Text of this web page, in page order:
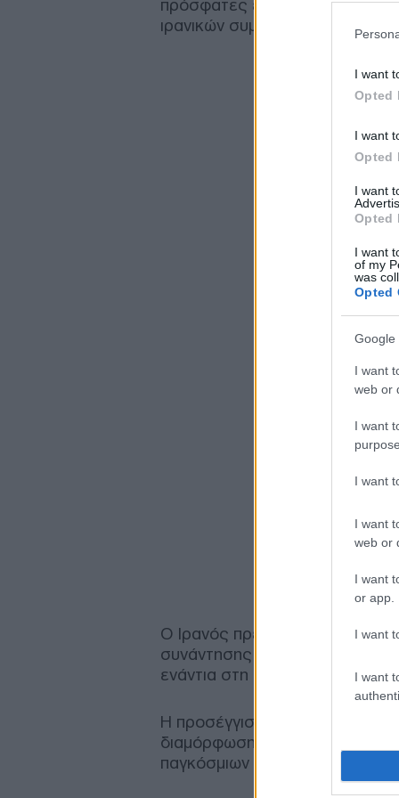
I want
Opted
I want
Opted
I want
Opted
I want
of my
was
Opted
Google
I want
web or
I want
I want
I want
web or
I want
or app.
I want
I want
πρόσφατες επαφές με την
ιρανικών συμφερόντων έναντι
Ο Ιρανός πρεσβευτής στη
συνάντησης, κάνοντας λόγο
ενάντια στη δυτική κυριαρχία.
Η προσέγγιση αυτή αναδεικνύει
διαμόρφωση ενός πολυπολικού
παγκόσμιων ηγεμονικών